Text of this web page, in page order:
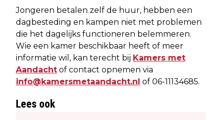
Jongeren betalen zelf de huur, hebben een
dagbesteding en kampen niet met problemen
die het dagelijks functioneren belemmeren.
Wie een kamer beschikbaar heeft of meer
informatie wil, kan terecht bij Kamers met
Aandacht of contact opnemen via
info@kamersmetaandacht.nl of 06-11134685.
Lees ook